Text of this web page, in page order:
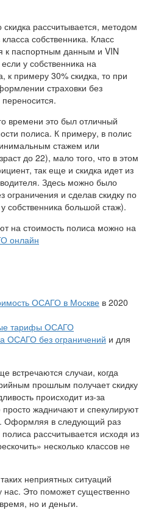
рассчитывается, методом
собственника. Класс
к паспортным данным и VIN
у собственника на
примеру 30% скидка, то при
страховки без
времени это был отличный
полиса. К примеру, в полис
стажем или
до 22), мало того, что в этом
так еще и скидка идет из
Здесь можно было
ограничения и сделав скидку по
собственника большой стаж).
на стоимость полиса можно на
онлайн
ОСАГО в Москве в 2020
тарифы ОСАГО
ОСАГО без ограничений и для
встречаются случаи, когда
прошлым получает скидку
происходит из-за
жадничают и спекулируют
Оформляя в следующий раз
рассчитывается исходя из
несколько классов не
неприятных ситуаций
Это поможет существенно
но и деньги.